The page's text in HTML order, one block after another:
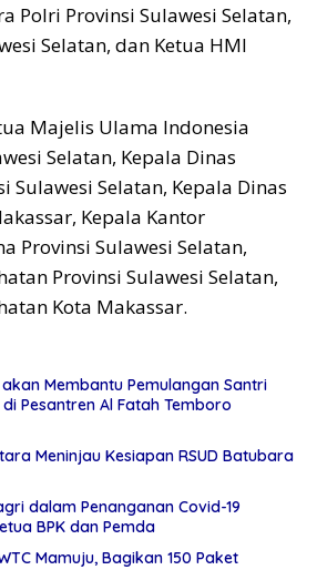
Polri Provinsi Sulawesi Selatan,
Selatan, dan Ketua HMI
Majelis Ulama Indonesia
Selatan, Kepala Dinas
Sulawesi Selatan, Kepala Dinas
Kepala Kantor
Provinsi Sulawesi Selatan,
Provinsi Sulawesi Selatan,
Kota Makassar.
Membantu Pemulangan Santri
Pesantren Al Fatah Temboro
Meninjau Kesiapan RSUD Batubara
dalam Penanganan Covid-19
BPK dan Pemda
Mamuju, Bagikan 150 Paket